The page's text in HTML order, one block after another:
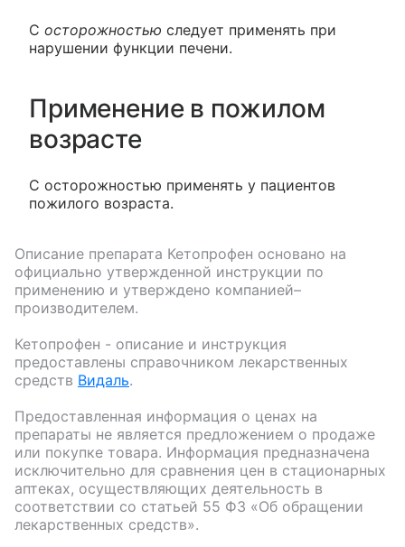
С осторожностью следует применять при
нарушении функции печени.
Применение в пожилом
возрасте
С осторожностью применять у пациентов
пожилого возраста.
Описание препарата Кетопрофен основано на
официально утвержденной инструкции по
применению и утверждено компанией–
производителем.
Кетопрофен - описание и инструкция
предоставлены справочником лекарственных
средств Видаль.
Предоставленная информация о ценах на
препараты не является предложением о продаже
или покупке товара. Информация предназначена
исключительно для сравнения цен в стационарных
аптеках, осуществляющих деятельность в
соответствии со статьей 55 ФЗ «Об обращении
лекарственных средств».